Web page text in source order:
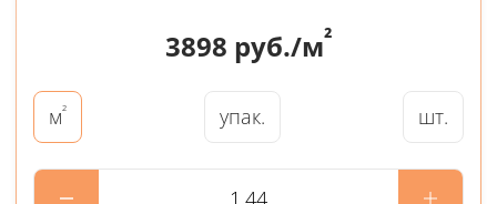
3898 руб./м²
м² упак. шт.